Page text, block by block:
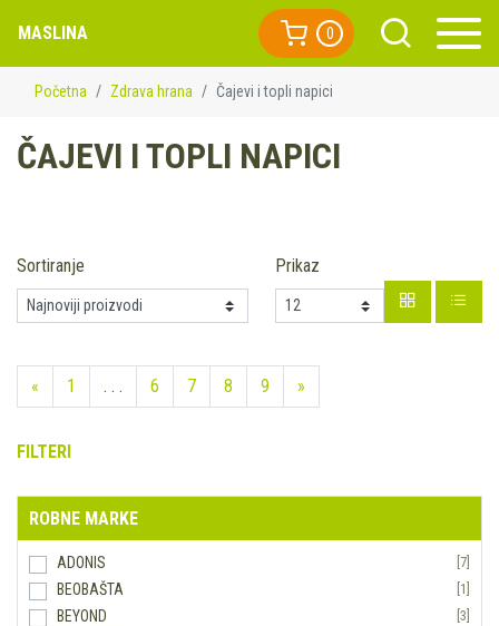
MASLINA 0
Početna Zdrava hrana Čajevi i topli napici
ČAJEVI I TOPLI NAPICI
Sortiranje Prikaz
« 1 . . . 6 7 8 9 »
FILTERI
ROBNE MARKE
ADONIS [7]
BEOBAŠTA [1]
BEYOND [3]